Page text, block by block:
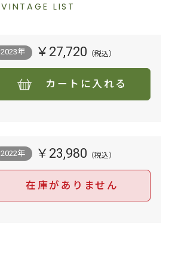
VINTAGE LIST
2023年 ￥27,720
カートに入れる
2022年 ￥23,980
在庫がありません